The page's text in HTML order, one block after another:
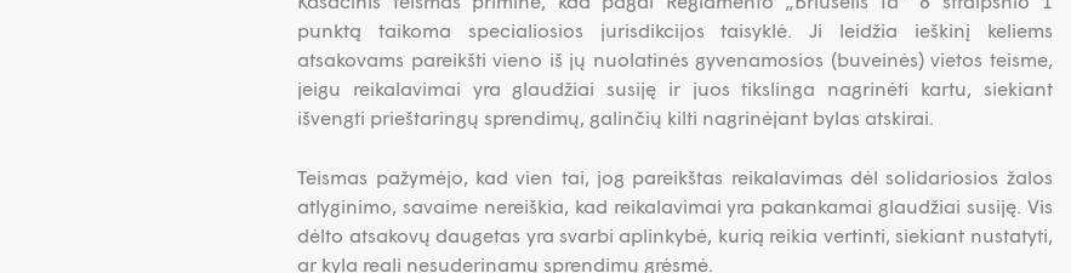
punktą taikoma specialiosios jurisdikcijos taisyklė. Ji leidžia ieškinį keliems
atsakovams pareikšti vieno iš jų nuolatinės gyvenamosios (buveinės) vietos teisme,
jeigu reikalavimai yra glaudžiai susiję ir juos tikslinga nagrinėti kartu, siekiant
išvengti prieštaringų sprendimų, galinčių kilti nagrinėjant bylas atskirai.
Teismas pažymėjo, kad vien tai, jog pareikštas reikalavimas dėl solidariosios žalos
atlyginimo, savaime nereiškia, kad reikalavimai yra pakankamai glaudžiai susiję. Vis
dėlto atsakovų daugetas yra svarbi aplinkybė, kurią reikia vertinti, siekiant nustatyti,
ar kyla reali nesuderinamų sprendimų grėsmė.